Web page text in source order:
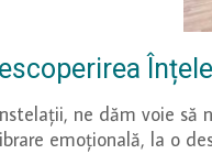
ne dăm voie
emoțională, la o